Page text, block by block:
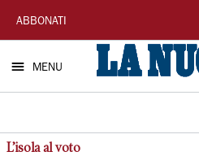
La
Nuova
Sardegna
ABBONATI
MENU
L’isola al voto